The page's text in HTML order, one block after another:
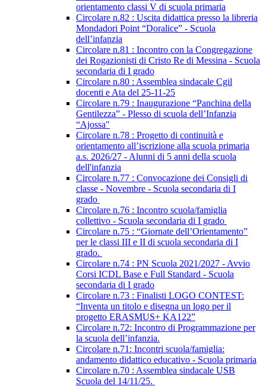
orientamento classi V di scuola primaria
Circolare n.82 : Uscita didattica presso la libreria
Mondadori Point “Doralice” - Scuola
dell’infanzia
Circolare n.81 : Incontro con la Congregazione
dei Rogazionisti di Cristo Re di Messina - Scuola
secondaria di I grado
Circolare n.80 : Assemblea sindacale Cgil
docenti e Ata del 25-11-25
Circolare n.79 : Inaugurazione “Panchina della
Gentilezza” - Plesso di scuola dell’Infanzia
“Ajossa"
Circolare n.78 : Progetto di continuità e
orientamento all’iscrizione alla scuola primaria
a.s. 2026/27 - Alunni di 5 anni della scuola
dell'infanzia
Circolare n.77 : Convocazione dei Consigli di
classe - Novembre - Scuola secondaria di I
grado
Circolare n.76 : Incontro scuola/famiglia
collettivo - Scuola secondaria di I grado
Circolare n.75 : “Giornate dell’Orientamento”
per le classi III e II di scuola secondaria di I
grado.
Circolare n.74 : PN Scuola 2021/2027 - Avvio
Corsi ICDL Base e Full Standard - Scuola
secondaria di I grado
Circolare n.73 : Finalisti LOGO CONTEST:
“Inventa un titolo e disegna un logo per il
progetto ERASMUS+ KA122”
Circolare n.72: Incontro di Programmazione per
la scuola dell’infanzia.
Circolare n.71: Incontri scuola/famiglia:
andamento didattico educativo - Scuola primaria
Circolare n.70 : Assemblea sindacale USB
Scuola del 14/11/25.